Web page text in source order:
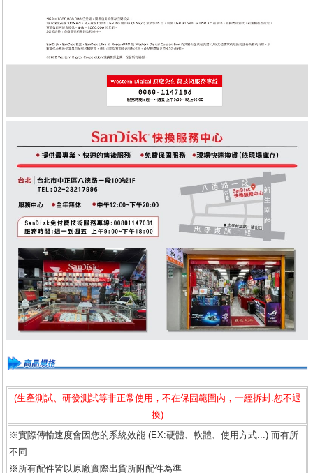
(生產測試、研發測試等非正常使用，不在保固範圍內，一經拆封.恕不退
換)
※實際傳輸速度會因您的系統效能 (EX:硬體、軟體、使用方式...) 而有所
不同
※所有配件皆以原廠實際出貨所附配件為準